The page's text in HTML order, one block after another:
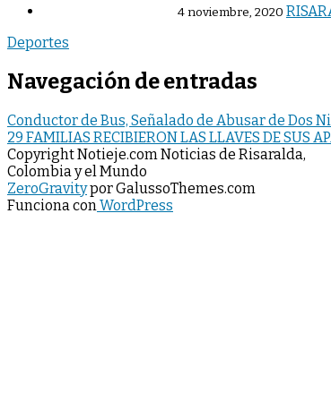
4 noviembre, 2020
Deportes
Navegación de entradas
Conductor de Bus, Señalado de Abusar de Dos
29 FAMILIAS RECIBIERON LAS LLAVES DE SUS
Copyright Notieje.com Noticias de Risaralda,
Colombia y el Mundo
ZeroGravitypor GalussoThemes.com
Funciona conWordPress